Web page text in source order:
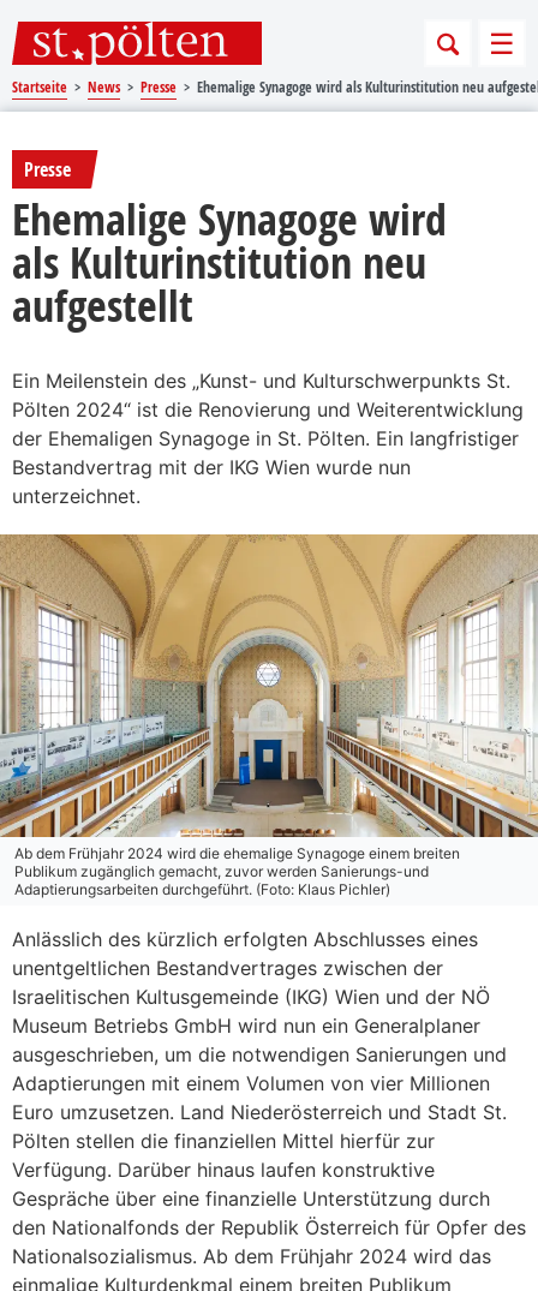
Startseite News Presse Ehemalige Synagoge wird als Kulturinstitution neu
Presse
Ehemalige Synagoge wird
als Kulturinstitution neu
aufgestellt
Ein Meilenstein des „Kunst- und Kulturschwerpunkts St.
Pölten 2024“ ist die Renovierung und Weiterentwicklung
der Ehemaligen Synagoge in St. Pölten. Ein langfristiger
Bestandvertrag mit der IKG Wien wurde nun
unterzeichnet.
Ab dem Frühjahr 2024 wird die ehemalige Synagoge einem breiten
Publikum zugänglich gemacht, zuvor werden Sanierungs-und
Adaptierungsarbeiten durchgeführt. (Foto: Klaus Pichler)
Anlässlich des kürzlich erfolgten Abschlusses eines
unentgeltlichen Bestandvertrages zwischen der
Israelitischen Kultusgemeinde (IKG) Wien und der NÖ
Museum Betriebs GmbH wird nun ein Generalplaner
ausgeschrieben, um die notwendigen Sanierungen und
Adaptierungen mit einem Volumen von vier Millionen
Euro umzusetzen. Land Niederösterreich und Stadt St.
Pölten stellen die finanziellen Mittel hierfür zur
Verfügung. Darüber hinaus laufen konstruktive
Gespräche über eine finanzielle Unterstützung durch
den Nationalfonds der Republik Österreich für Opfer des
Nationalsozialismus. Ab dem Frühjahr 2024 wird das
einmalige Kulturdenkmal einem breiten Publikum